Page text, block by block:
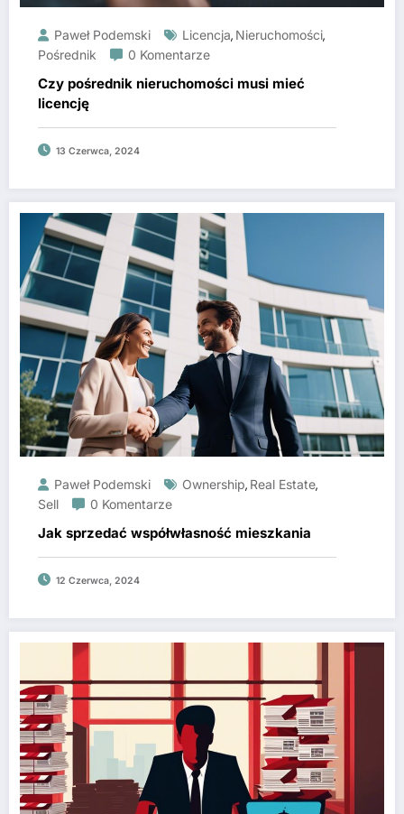
Paweł Podemski Licencja, Nieruchomości,
Pośrednik
0 Komentarze
Czy pośrednik nieruchomości musi mieć
licencję
13 Czerwca, 2024
Paweł Podemski Ownership, Real Estate,
Sell
0 Komentarze
Jak sprzedać współwłasność mieszkania
12 Czerwca, 2024